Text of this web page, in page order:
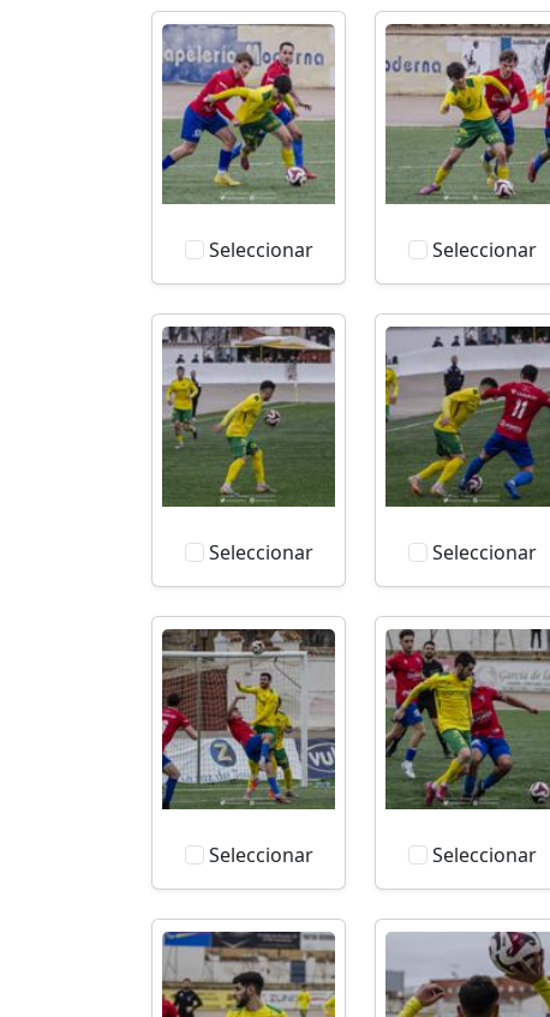
Seleccionar Seleccionar
Seleccionar Seleccionar
Seleccionar Seleccionar